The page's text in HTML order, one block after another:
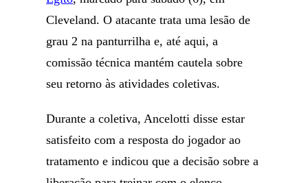
Cleveland. O atacante trata uma lesão de
grau 2 na panturrilha e, até aqui, a
comissão técnica mantém cautela sobre
seu retorno às atividades coletivas.
Durante a coletiva, Ancelotti disse estar
satisfeito com a resposta do jogador ao
tratamento e indicou que a decisão sobre a